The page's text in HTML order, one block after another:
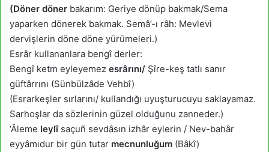
(Döner döner bakarım: Geriye dönüp bakmak/Sema
yaparken dönerek bakmak. Semâ’-ı râh: Mevlevi
dervişlerin döne döne yürümeleri.)
Esrâr kullananlara bengî derler:
Bengî ketm eyleyemez esrârını/ Şîre-keş tatlı sanır
güftârrını (Sünbülzâde Vehbî)
(Esrarkeşler sırlarını/ kullandığı uyuşturucuyu saklayamaz.
Sarhoşlar da sözlerinin güzel olduğunu zanneder.)
‘Âleme leylîsaçuñ sevdâsın izhâr eylerin / Nev-bahâr
eyyâmıdur bir gün tutar mecnunluğum (Bâkî)